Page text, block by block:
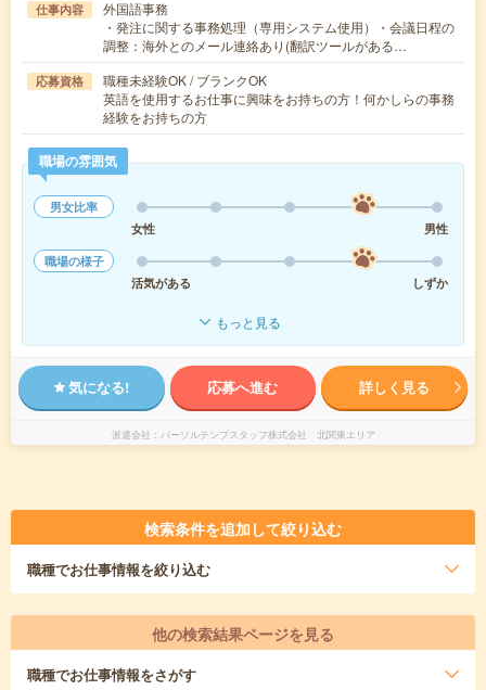
仕事内容
外国語事務
・発注に関する事務処理（専用システム使用）・会議日程の
調整：海外とのメール連絡あり(翻訳ツールがある…
応募資格
職種未経験OK / ブランクOK
英語を使用するお仕事に興味をお持ちの方！何かしらの事務
経験をお持ちの方
職場の雰囲気
男女比率
女性
男性
職場の様子
活気がある
しずか
もっと見る
気になる! 応募へ進む 詳しく見る
派遣会社 パーソルテンプスタッフ株式会社 北関東エリア
検索条件を追加して絞り込む
職種でお仕事情報を絞り込む
他の検索結果ページを見る
職種でお仕事情報をさがす